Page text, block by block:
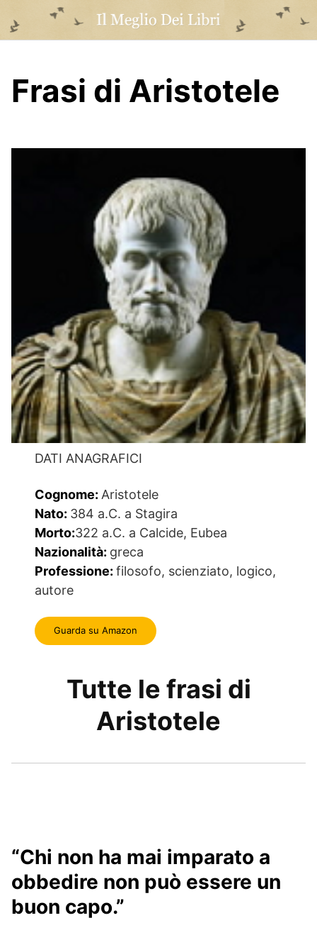
content
Frasi di Aristotele
DATI ANAGRAFICI
Cognome: Aristotele
Nato: 384 a.C. a Stagira
Morto:322 a.C. a Calcide, Eubea
Nazionalità: greca
Professione:filosofo, scienziato, logico,
autore
Guarda su Amazon
Tutte le frasi di
Aristotele
“Chi non ha mai imparato a
obbedire non può essere un
buon capo.”